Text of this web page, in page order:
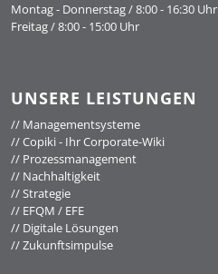
Montag - Donnerstag / 8:00 - 16:30 Uhr
Freitag / 8:00 - 15:00 Uhr
UNSERE LEISTUNGEN
// Managementsysteme
//Copiki - Ihr Corporate-Wiki
// Prozessmanagement
// Nachhaltigkeit
//Strategie
// EFQM / EFE
// Digitale Lösungen
//Zukunftsimpulse